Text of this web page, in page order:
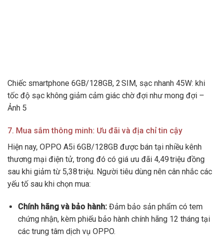
Chiếc smartphone 6GB/128GB, 2 SIM, sạc nhanh 45W: khi
tốc độ sạc không giảm cảm giác chờ đợi như mong đợi –
Ảnh 5
7. Mua sắm thông minh: Ưu đãi và địa chỉ tin cậy
Hiện nay, OPPO A5i 6GB/128GB được bán tại nhiều kênh
thương mại điện tử, trong đó có giá ưu đãi 4,49 triệu đồng
sau khi giảm từ 5,38 triệu. Người tiêu dùng nên cân nhắc các
yếu tố sau khi chọn mua:
Chính hãng và bảo hành:Đảm bảo sản phẩm có tem
chứng nhận, kèm phiếu bảo hành chính hãng 12 tháng tại
các trung tâm dịch vụ OPPO.